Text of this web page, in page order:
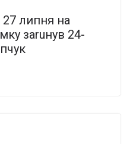
27 липня на
заruнyв 24-